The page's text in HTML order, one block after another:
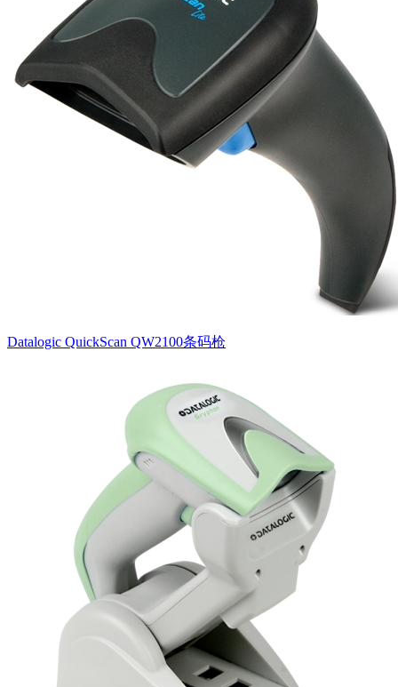
Datalogic QuickScan QW2100条码枪